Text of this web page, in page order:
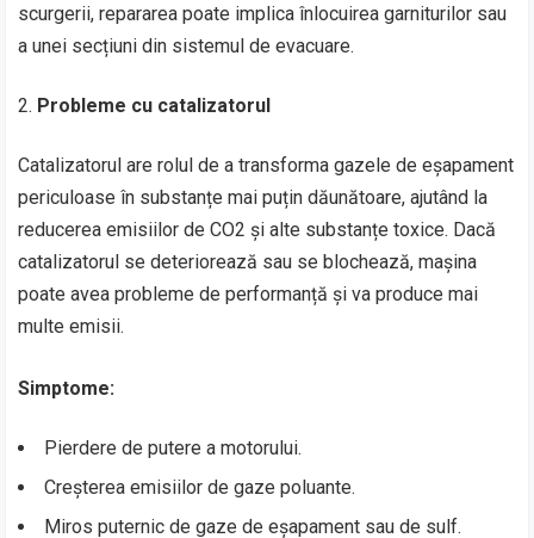
scurgerii, repararea poate implica înlocuirea garniturilor sau
a unei secțiuni din sistemul de evacuare.
Probleme cu catalizatorul
Catalizatorul are rolul de a transforma gazele de eșapament
periculoase în substanțe mai puțin dăunătoare, ajutând la
reducerea emisiilor de CO2 și alte substanțe toxice. Dacă
catalizatorul se deteriorează sau se blochează, mașina
poate avea probleme de performanță și va produce mai
multe emisii.
Simptome:
Pierdere de putere a motorului.
Creșterea emisiilor de gaze poluante.
Miros puternic de gaze de eșapament sau de sulf.